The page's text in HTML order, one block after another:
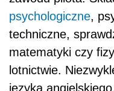
psychologiczne,
techniczne,
matematyki czy
lotnictwie.
języka